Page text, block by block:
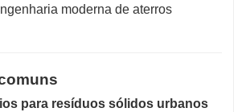
moderna de aterros
para resíduos sólidos urbanos